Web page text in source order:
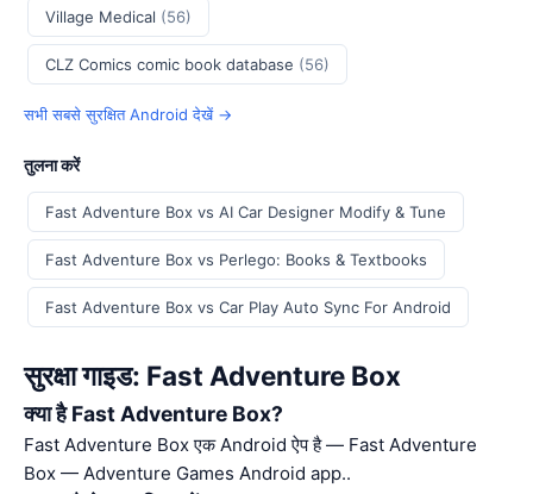
Village Medical (56)
CLZ Comics comic book database (56)
सभी सबसे सुरक्षित Android देखें →
तुलना करें
Fast Adventure Box vs AI Car Designer Modify & Tune
Fast Adventure Box vs Perlego: Books & Textbooks
Fast Adventure Box vs Car Play Auto Sync For Android
सुरक्षा गाइड: Fast Adventure Box
क्या है Fast Adventure Box?
Fast Adventure Box एक Android ऐप है — Fast Adventure
Box — Adventure Games Android app..